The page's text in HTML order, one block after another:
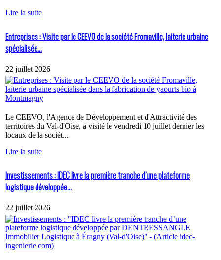
Lire la suite
Entreprises : Visite par le CEEVO de la société Fromaville, laiterie urbaine
spécialisée...
22 juillet 2026
Le CEEVO, l'Agence de Développement et d'Attractivité des
territoires du Val-d'Oise, a visité le vendredi 10 juillet dernier les
locaux de la sociét...
Lire la suite
Investissements : IDEC livre la première tranche d’une plateforme
logistique développée...
22 juillet 2026